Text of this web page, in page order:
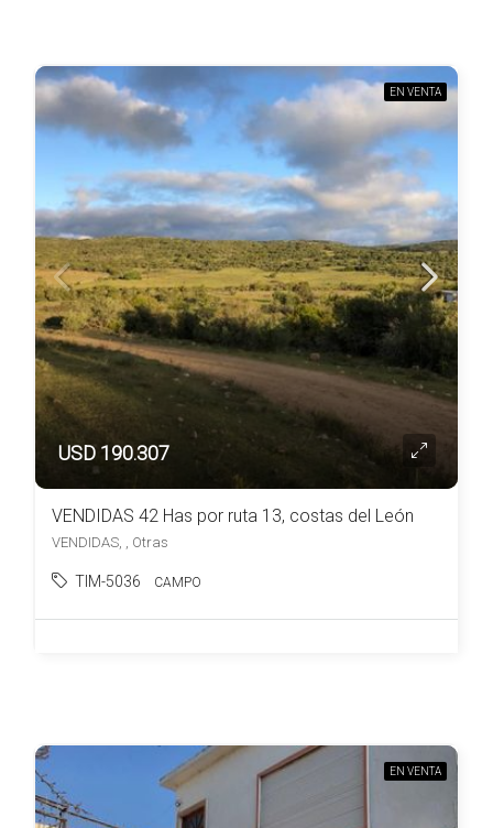
EN VENTA
USD 190.307
VENDIDAS 42 Has por ruta 13, costas del León
VENDIDAS, , Otras
TIM-5036 CAMPO
EN VENTA